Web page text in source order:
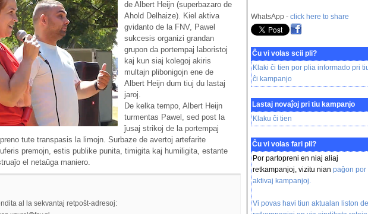
de Albert Heijn (superbazaro de
Ahold Delhaize). Kiel aktiva
gvidanto de la FNV, Pawel
sukcesis organizi grandan
grupon da portempaj laboristoj
kaj kun siaj kolegoj akiris
multajn plibonigojn ene de
Albert Heijn dum tiuj du lastaj
jaroj.
De kelka tempo, Albert Heijn
turmentas Pawel, sed post la
ĵusaj strikoj de la portempaj
tute transpasis la limojn. Surbaze de avertoj artefarite
premojn, estis publike punita, timigita kaj humiligita, estante
el netaŭga maniero.
al la sekvantaj retpoŝt-adresoj:
WhatsApp - click here to share
Ĉu vi volas scii pli?
Klaki ĉi tien por plia informado pri
ĉi kampanjo
Lastaj novaĵoj pri tiu kampanjo
Klaku ĉi tien
Ĉu vi volas fari pli?
Por partopreni en niaj aliaj
retkampanjoj, vizitu nian paĝon por
aktivaj kampanjoj.
Vi povas havi tiun aktualan liston de